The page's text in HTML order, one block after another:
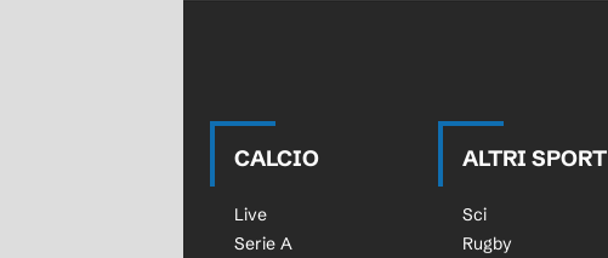
CALCIO
Live
Serie A
ALTRI SPORT
Sci
Rugby